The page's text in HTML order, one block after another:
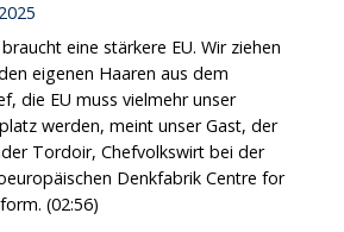
eine stärkere EU. Wir ziehen
eigenen Haaren aus dem
die EU muss vielmehr unser
werden, meint unser Gast, der
Tordoir, Chefvolkswirt bei der
Denkfabrik Centre for
(02:56)